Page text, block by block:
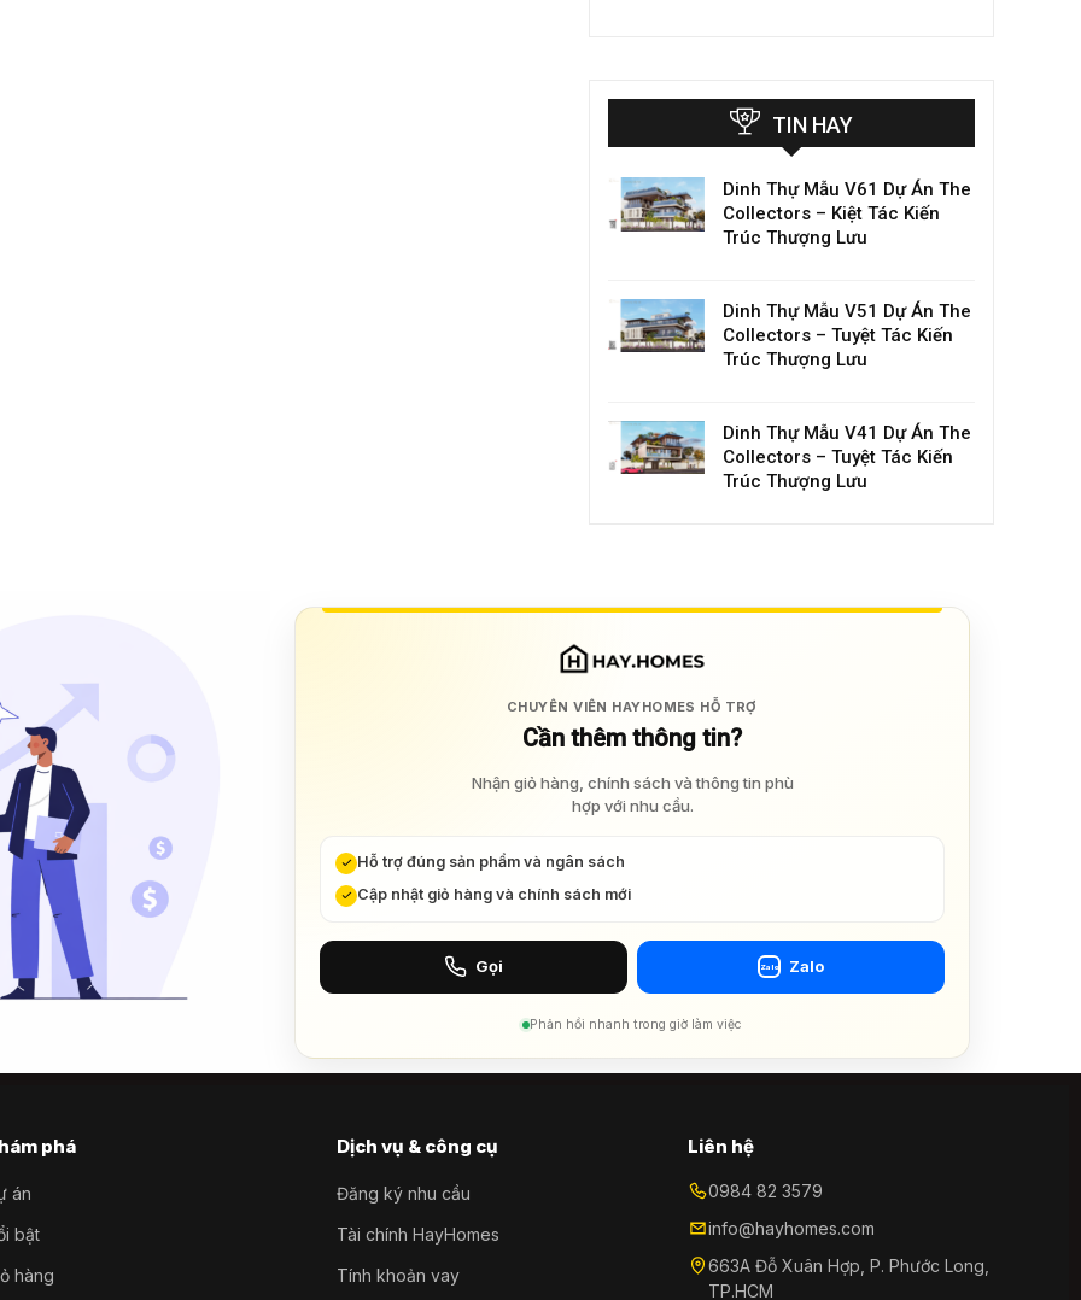
TIN HAY
Dinh Thự Mẫu V61 Dự Án The
Collectors – Kiệt Tác Kiến
Trúc Thượng Lưu
Dinh Thự Mẫu V51 Dự Án The
Collectors – Tuyệt Tác Kiến
Trúc Thượng Lưu
Dinh Thự Mẫu V41 Dự Án The
Collectors – Tuyệt Tác Kiến
Trúc Thượng Lưu
CHUYÊN VIÊN HAYHOMES HỖ TRỢ
Cần thêm thông tin?
Nhận giỏ hàng, chính sách và thông tin phù
hợp với nhu cầu.
Hỗ trợ đúng sản phẩm và ngân sách
Cập nhật giỏ hàng và chính sách mới
Gọi Zalo Zalo
Phản hồi nhanh trong giờ làm việc
phá
án
bật
hàng
Dịch vụ & công cụ
Đăng ký nhu cầu
Tài chính HayHomes
Tính khoản vay
Liên hệ
0984 82 3579
info@hayhomes.com
663A Đỗ Xuân Hợp, P. Phước Long,
TP.HCM